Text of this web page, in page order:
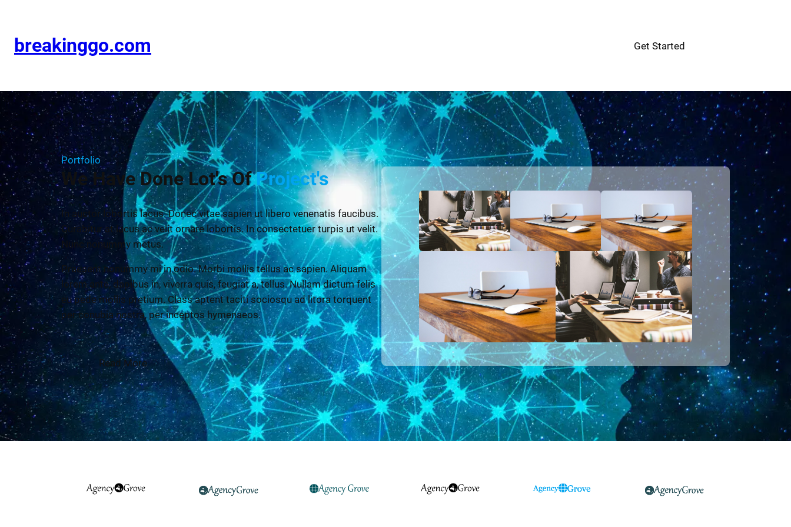
breakinggo.com Get Started
Portfolio
We Have Done Lot's OfProject's
In auctor lobortis lacus. Donec vitae sapien ut libero venenatis faucibus.
Curabitur at lacus ac velit ornare lobortis. In consectetuer turpis ut velit.
Nunc nonummy metus.
Praesent nonummy mi in odio. Morbi mollis tellus ac sapien. Aliquam
lorem ante, dapibus in, viverra quis, feugiat a, tellus. Nullam dictum felis
eu pede mollis pretium. Class aptent taciti sociosqu ad litora torquent
per conubia nostra, per inceptos hymenaeos.
Read More